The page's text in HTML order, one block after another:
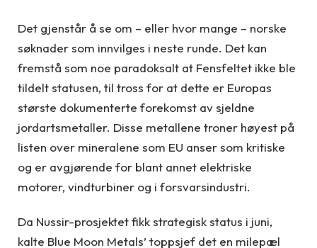
Det gjenstår å se om – eller hvor mange – norske
søknader som innvilges i neste runde. Det kan
fremstå som noe paradoksalt at Fensfeltet ikke ble
tildelt statusen, til tross for at dette er Europas
største dokumenterte forekomst av sjeldne
jordartsmetaller. Disse metallene troner høyest på
listen over mineralene som EU anser som kritiske
og er avgjørende for blant annet elektriske
motorer, vindturbiner og i forsvarsindustri.
Da Nussir-prosjektet fikk strategisk status i juni,
kalte Blue Moon Metals’ toppsjef det en milepæl